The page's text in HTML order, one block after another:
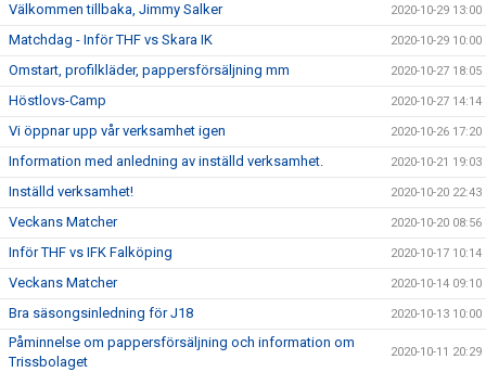
Välkommen tillbaka, Jimmy Salker 2020-10-29 13:00
Matchdag - Inför THF vs Skara IK 2020-10-29 10:00
Omstart, profilkläder, pappersförsäljning mm 2020-10-27 18:05
Höstlovs-Camp 2020-10-27 14:14
Vi öppnar upp vår verksamhet igen 2020-10-26 17:20
Information med anledning av inställd verksamhet. 2020-10-21 19:03
Inställd verksamhet! 2020-10-20 22:43
Veckans Matcher 2020-10-20 08:56
Inför THF vs IFK Falköping 2020-10-17 10:14
Veckans Matcher 2020-10-14 09:10
Bra säsongsinledning för J18 2020-10-13 10:00
Påminnelse om pappersförsäljning och information om
Trissbolaget
2020-10-11 20:29